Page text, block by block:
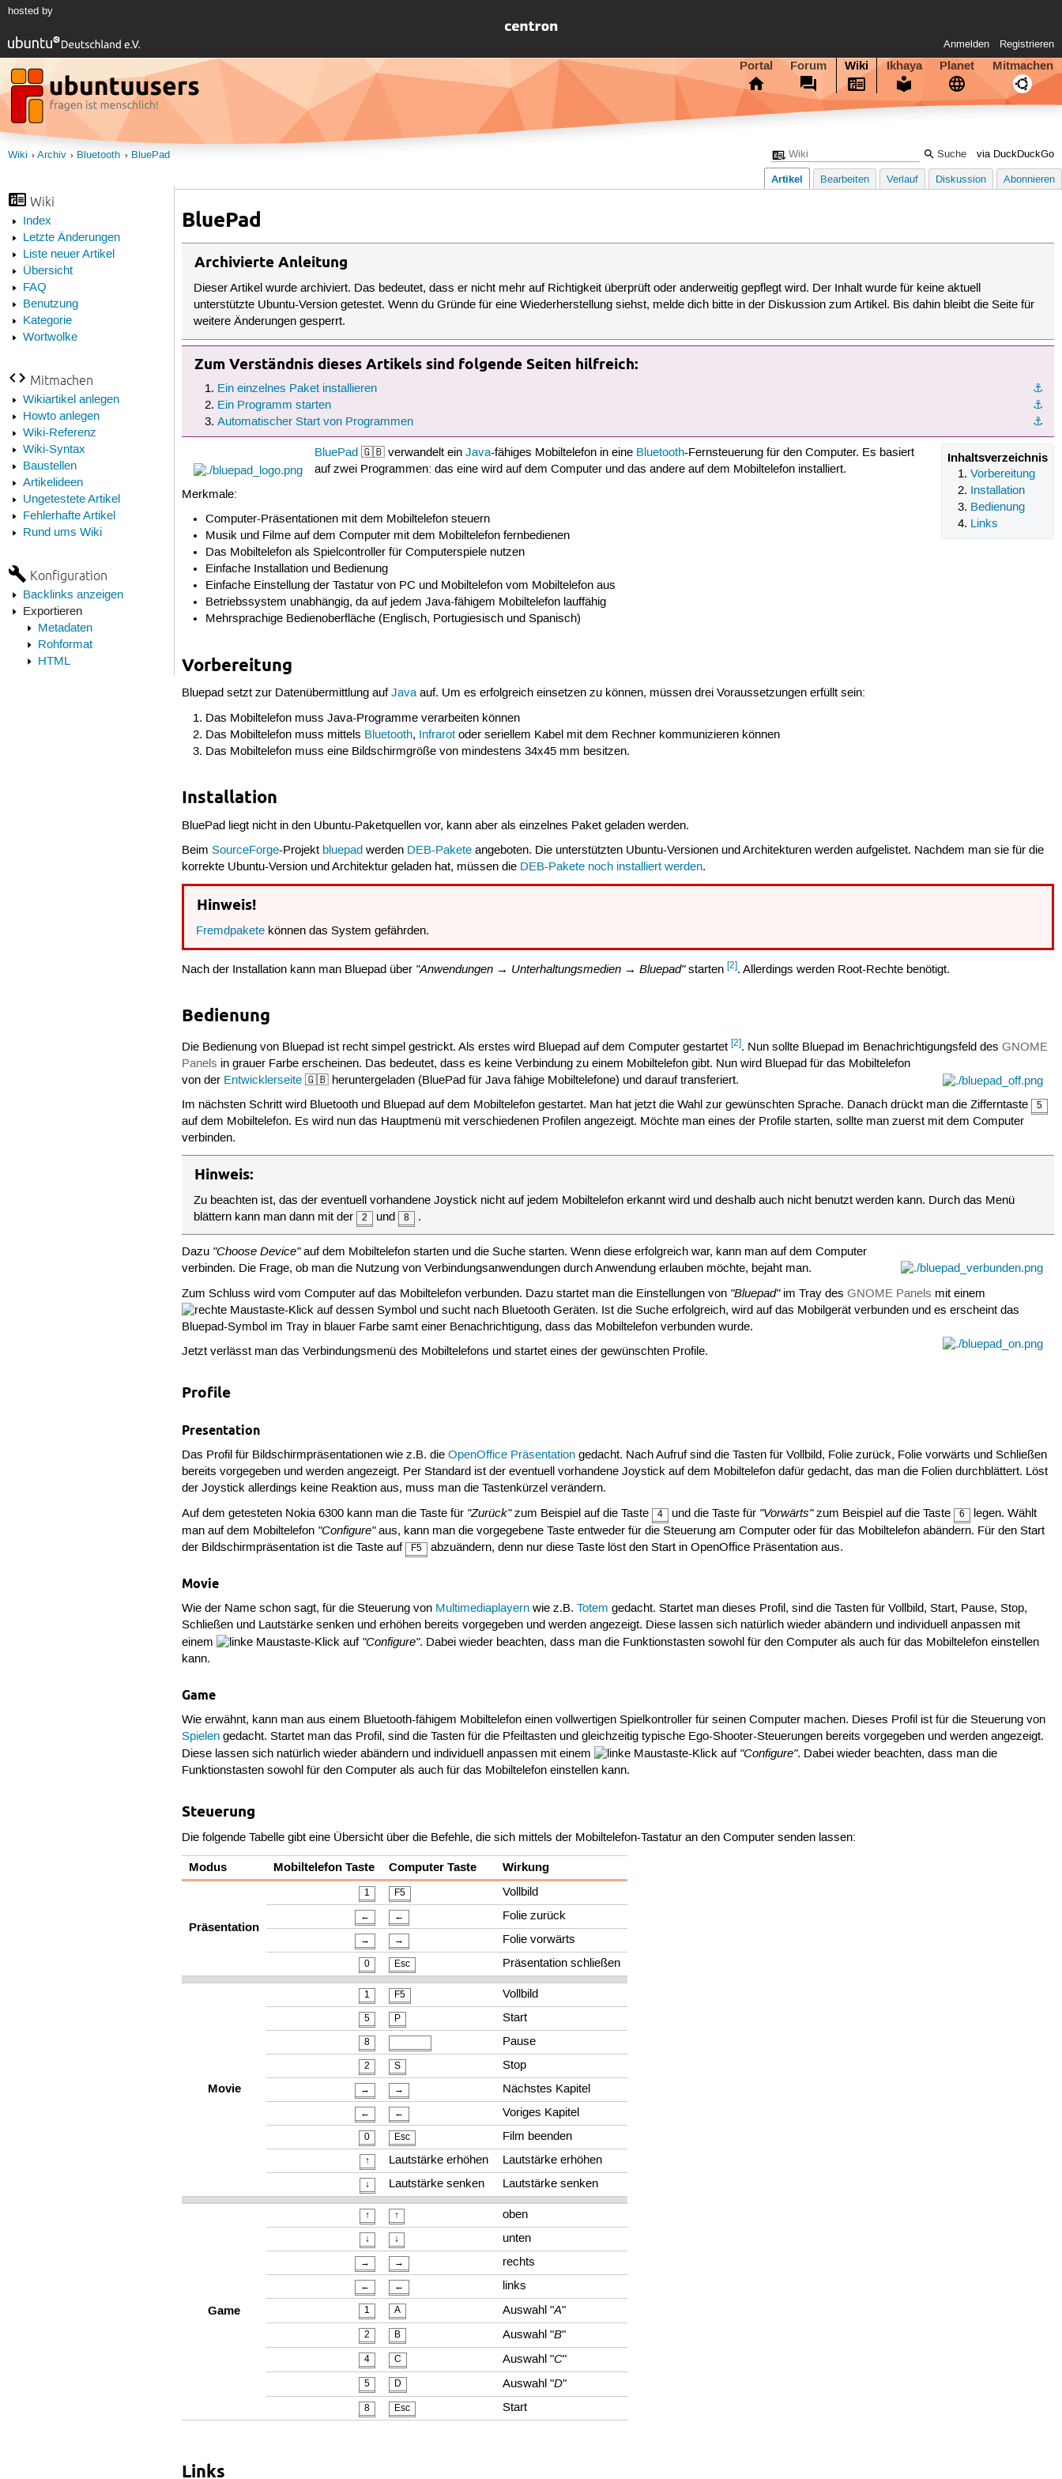
hosted by
Anmelden Registrieren
Portal Forum Wiki Ikhaya Planet Mitmachen
via DuckDuckGo
Wiki Archiv Bluetooth BluePad
Wiki
Index
Letzte Änderungen
Liste neuer Artikel
Übersicht
FAQ
Benutzung
Kategorie
Wortwolke
Mitmachen
Wikiartikel anlegen
Howto anlegen
Wiki-Referenz
Wiki-Syntax
Baustellen
Artikelideen
Ungetestete Artikel
Fehlerhafte Artikel
Rund ums Wiki
Konfiguration
Backlinks anzeigen
Exportieren
Metadaten
Rohformat
HTML
Artikel Bearbeiten Verlauf Diskussion Abonnieren
BluePad
Archivierte Anleitung
Dieser Artikel wurde archiviert. Das bedeutet, dass er nicht mehr auf Richtigkeit überprüft oder anderweitig gepflegt wird. Der Inhalt wurde für keine aktuell
unterstützte Ubuntu-Version getestet. Wenn du Gründe für eine Wiederherstellung siehst, melde dich bitte in der Diskussion zum Artikel. Bis dahin bleibt die Seite für
weitere Änderungen gesperrt.
Zum Verständnis dieses Artikels sind folgende Seiten hilfreich:
⚓︎
Ein einzelnes Paket installieren
⚓︎
Ein Programm starten
⚓︎
Automatischer Start von Programmen
Inhaltsverzeichnis
Vorbereitung
Installation
Bedienung
Links
BluePad🇬🇧 verwandelt ein Java-fähiges Mobiltelefon in eine Bluetooth-Fernsteuerung für den Computer. Es basiert
auf zwei Programmen: das eine wird auf dem Computer und das andere auf dem Mobiltelefon installiert.
Merkmale:
Computer-Präsentationen mit dem Mobiltelefon steuern
Musik und Filme auf dem Computer mit dem Mobiltelefon fernbedienen
Das Mobiltelefon als Spielcontroller für Computerspiele nutzen
Einfache Installation und Bedienung
Einfache Einstellung der Tastatur von PC und Mobiltelefon vom Mobiltelefon aus
Betriebssystem unabhängig, da auf jedem Java-fähigem Mobiltelefon lauffähig
Mehrsprachige Bedienoberfläche (Englisch, Portugiesisch und Spanisch)
Vorbereitung
Bluepad setzt zur Datenübermittlung aufJavaauf. Um es erfolgreich einsetzen zu können, müssen drei Voraussetzungen erfüllt sein:
Das Mobiltelefon muss Java-Programme verarbeiten können
Das Mobiltelefon muss mittels Bluetooth, Infrarotoder seriellem Kabel mit dem Rechner kommunizieren können
Das Mobiltelefon muss eine Bildschirmgröße von mindestens 34x45 mm besitzen.
Installation
BluePad liegt nicht in den Ubuntu-Paketquellen vor, kann aber als einzelnes Paket geladen werden.
BeimSourceForge-Projekt bluepad werden DEB-Pakete angeboten. Die unterstützten Ubuntu-Versionen und Architekturen werden aufgelistet. Nachdem man sie für die
korrekte Ubuntu-Version und Architektur geladen hat, müssen die DEB-Pakete noch installiert werden.
Hinweis!
Fremdpakete können das System gefährden.
Nach der Installation kann man Bluepad über "Anwendungen → Unterhaltungsmedien → Bluepad"starten[2]. Allerdings werden Root-Rechte benötigt.
Bedienung
Die Bedienung von Bluepad ist recht simpel gestrickt. Als erstes wird Bluepad auf dem Computer gestartet[2]. Nun sollte Bluepad im Benachrichtigungsfeld desGNOME
Panels in grauer Farbe erscheinen. Das bedeutet, dass es keine Verbindung zu einem Mobiltelefon gibt. Nun wird Bluepad für das Mobiltelefon
von der Entwicklerseite 🇬🇧 heruntergeladen (BluePad für Java fähige Mobiltelefone) und darauf transferiert.
Im nächsten Schritt wird Bluetooth und Bluepad auf dem Mobiltelefon gestartet. Man hat jetzt die Wahl zur gewünschten Sprache. Danach drückt man die Zifferntaste
5
auf dem Mobiltelefon. Es wird nun das Hauptmenü mit verschiedenen Profilen angezeigt. Möchte man eines der Profile starten, sollte man zuerst mit dem Computer
verbinden.
Hinweis:
Zu beachten ist, das der eventuell vorhandene Joystick nicht auf jedem Mobiltelefon erkannt wird und deshalb auch nicht benutzt werden kann. Durch das Menü
blättern kann man dann mit der
2 und 8 .
Dazu "Choose Device"auf dem Mobiltelefon starten und die Suche starten. Wenn diese erfolgreich war, kann man auf dem Computer
verbinden. Die Frage, ob man die Nutzung von Verbindungsanwendungen durch Anwendung erlauben möchte, bejaht man.
Zum Schluss wird vom Computer auf das Mobiltelefon verbunden. Dazu startet man die Einstellungen von "Bluepad"im Tray desGNOME Panels mit einem
-Klick auf dessen Symbol und sucht nach Bluetooth Geräten. Ist die Suche erfolgreich, wird auf das Mobilgerät verbunden und es erscheint das
Bluepad-Symbol im Tray in blauer Farbe samt einer Benachrichtigung, dass das Mobiltelefon verbunden wurde.
Jetzt verlässt man das Verbindungsmenü des Mobiltelefons und startet eines der gewünschten Profile.
Profile
Presentation
Das Profil für Bildschirmpräsentationen wie z.B. dieOpenOffice Präsentation gedacht. Nach Aufruf sind die Tasten für Vollbild, Folie zurück, Folie vorwärts und Schließen
bereits vorgegeben und werden angezeigt. Per Standard ist der eventuell vorhandene Joystick auf dem Mobiltelefon dafür gedacht, das man die Folien durchblättert. Löst
der Joystick allerdings keine Reaktion aus, muss man die Tastenkürzel verändern.
Auf dem getesteten Nokia 6300 kann man die Taste für "Zurück"zum Beispiel auf die Taste 4 und die Taste für "Vorwärts"zum Beispiel auf die Taste 6
legen. Wählt
man auf dem Mobiltelefon "Configure"aus, kann man die vorgegebene Taste entweder für die Steuerung am Computer oder für das Mobiltelefon abändern. Für den Start
der Bildschirmpräsentation ist die Taste auf
F5 abzuändern, denn nur diese Taste löst den Start in OpenOffice Präsentation aus.
Movie
Wie der Name schon sagt, für die Steuerung von Multimediaplayern wie z.B.Totem gedacht. Startet man dieses Profil, sind die Tasten für Vollbild, Start, Pause, Stop,
Schließen und Lautstärke senken und erhöhen bereits vorgegeben und werden angezeigt. Diese lassen sich natürlich wieder abändern und individuell anpassen mit
einem
-Klick auf "Configure". Dabei wieder beachten, dass man die Funktionstasten sowohl für den Computer als auch für das Mobiltelefon einstellen
kann.
Game
Wie erwähnt, kann man aus einem Bluetooth-fähigem Mobiltelefon einen vollwertigen Spielkontroller für seinen Computer machen. Dieses Profil ist für die Steuerung von
Spielen gedacht. Startet man das Profil, sind die Tasten für die Pfeiltasten und gleichzeitig typische Ego-Shooter-Steuerungen bereits vorgegeben und werden angezeigt.
Diese lassen sich natürlich wieder abändern und individuell anpassen mit einem
-Klick auf "Configure". Dabei wieder beachten, dass man die
Funktionstasten sowohl für den Computer als auch für das Mobiltelefon einstellen kann.
Steuerung
Die folgende Tabelle gibt eine Übersicht über die Befehle, die sich mittels der Mobiltelefon-Tastatur an den Computer senden lassen:
Modus Mobiltelefon Taste Computer Taste Wirkung
Präsentation
1 F5 Vollbild
← ← Folie zurück
→ → Folie vorwärts
0 Esc Präsentation schließen
Movie
1 F5 Vollbild
5 P Start
8 Pause
2 S Stop
→ → Nächstes Kapitel
← ← Voriges Kapitel
0 Esc Film beenden
↑ Lautstärke erhöhen Lautstärke erhöhen
↓ Lautstärke senken Lautstärke senken
Game
↑ ↑ oben
↓ ↓ unten
→ → rechts
← ← links
1 A Auswahl "A"
2 B Auswahl "B"
4 C Auswahl "C"
5 D Auswahl "D"
8 Esc Start
Links